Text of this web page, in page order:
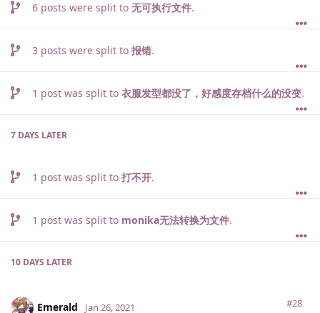
6 posts were split to 无可执行文件.
3 posts were split to 报错.
1 post was split to 衣服发型都没了，好感度存档什么的没变.
7 DAYS LATER
1 post was split to 打不开.
1 post was split to monika无法转换为文件.
10 DAYS LATER
Emerald #28
Jan 26, 2021